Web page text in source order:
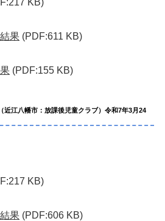
KB)
果 (PDF:611 KB)
(PDF:155 KB)
近江八幡市：放課後児童クラブ）令和7年3月24
KB)
果 (PDF:606 KB)